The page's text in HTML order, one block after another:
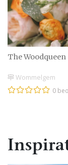
The Woodqueen
Wommelgem
0